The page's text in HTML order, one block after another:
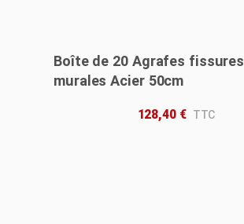
Boîte de 20 Agrafes fissures
murales Acier 50cm
128,40 €